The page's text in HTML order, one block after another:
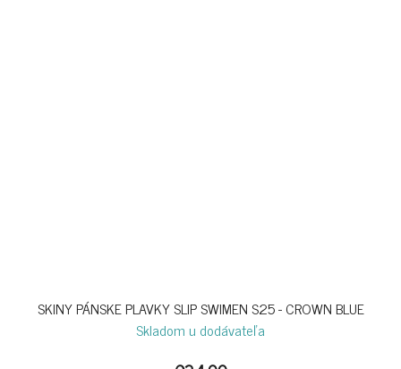
SKINY PÁNSKE PLAVKY SLIP SWIMEN S25 - CROWN BLUE
Skladom u dodávateľa